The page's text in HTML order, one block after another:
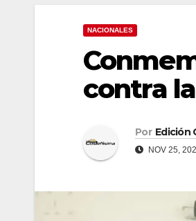
NACIONALES
contra
Por Edición
NOV 25,